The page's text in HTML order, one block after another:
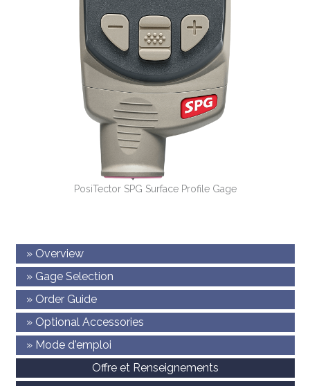
PosiTector SPG Surface Profile Gage
» Overview
» Gage Selection
» Order Guide
» Optional Accessories
» Mode d'emploi
Offre et Renseignements